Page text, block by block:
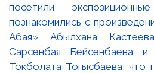
посетили
познакомились с
Абая» Абылхана
Сарсенбая Бейсенбаева
Токболата Тогысбаева, что